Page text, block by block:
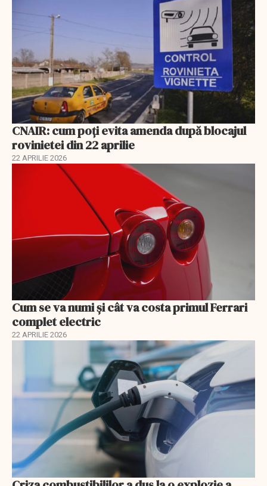
CNAIR: cum poți evita amenda după blocajul
rovinietei din 22 aprilie
22 APRILIE 2026
Cum se va numi şi cât va costa primul Ferrari
complet electric
22 APRILIE 2026